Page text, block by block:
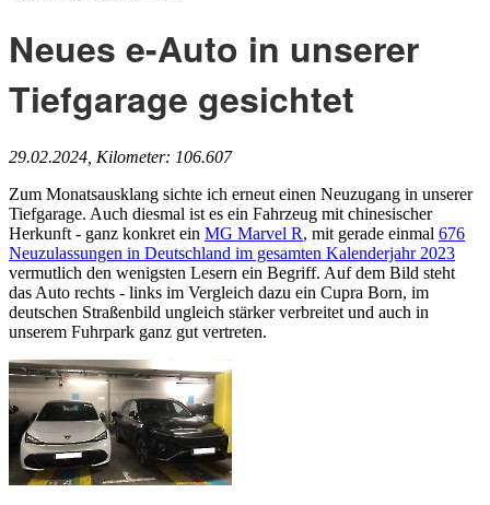
Neues e-Auto in unserer
Tiefgarage gesichtet
29.02.2024, Kilometer: 106.607
Zum Monatsausklang sichte ich erneut einen Neuzugang in unserer
Tiefgarage. Auch diesmal ist es ein Fahrzeug mit chinesischer
Herkunft - ganz konkret ein MG Marvel R, mit gerade einmal 676
Neuzulassungen in Deutschland im gesamten Kalenderjahr 2023
vermutlich den wenigsten Lesern ein Begriff. Auf dem Bild steht
das Auto rechts - links im Vergleich dazu ein Cupra Born, im
deutschen Straßenbild ungleich stärker verbreitet und auch in
unserem Fuhrpark ganz gut vertreten.